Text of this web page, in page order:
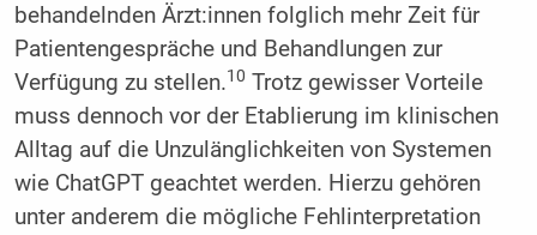
behandelnden Ärzt:innen folglich mehr Zeit für
Patientengespräche und Behandlungen zur
Verfügung zu stellen.10 Trotz gewisser Vorteile
muss dennoch vor der Etablierung im klinischen
Alltag auf die Unzulänglichkeiten von Systemen
wie ChatGPT geachtet werden. Hierzu gehören
unter anderem die mögliche Fehlinterpretation